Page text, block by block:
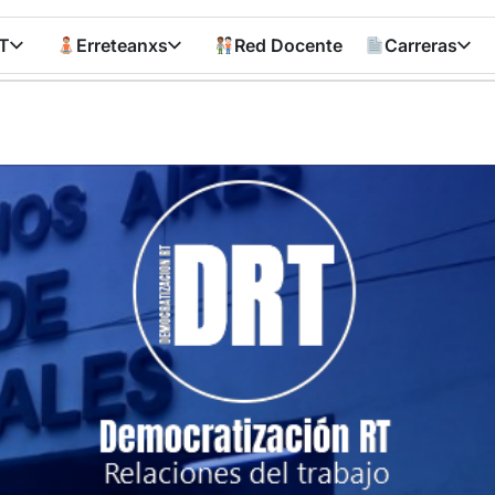
Erreteanxs Red Docente Carreras
RT